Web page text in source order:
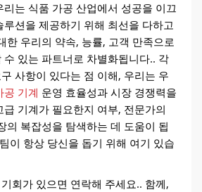
리는 식품 가공 산업에서 성공을 이끄
루션을 제공하기 위해 최선을 다하고
한 우리의 약속, 능률, 고객 만족으로
수 있는 파트너로 차별화됩니다.. 각
사항이 있다는 점 이해, 우리는 우
공 기계 운영 효율성과 시장 경쟁력을
기계가 필요한지 여부, 전문가의
의 복잡성을 탐색하는 데 도움이 됩
이 항상 당신을 돕기 위해 여기 있습
회가 있으면 연락해 주세요.. 함께,